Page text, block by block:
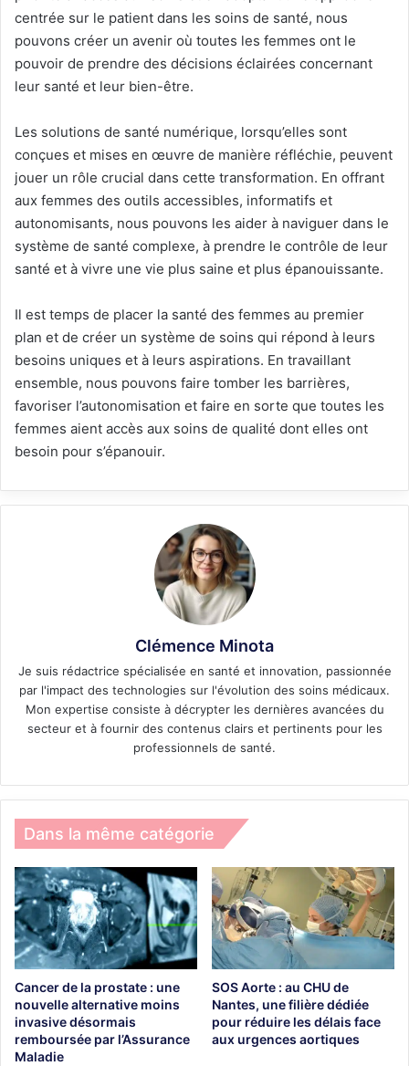
centrée sur le patient dans les soins de santé, nous
pouvons créer un avenir où toutes les femmes ont le
pouvoir de prendre des décisions éclairées concernant
leur santé et leur bien-être.
Les solutions de santé numérique, lorsqu’elles sont
conçues et mises en œuvre de manière réfléchie, peuvent
jouer un rôle crucial dans cette transformation. En offrant
aux femmes des outils accessibles, informatifs et
autonomisants, nous pouvons les aider à naviguer dans le
système de santé complexe, à prendre le contrôle de leur
santé et à vivre une vie plus saine et plus épanouissante.
Il est temps de placer la santé des femmes au premier
plan et de créer un système de soins qui répond à leurs
besoins uniques et à leurs aspirations. En travaillant
ensemble, nous pouvons faire tomber les barrières,
favoriser l’autonomisation et faire en sorte que toutes les
femmes aient accès aux soins de qualité dont elles ont
besoin pour s’épanouir.
Clémence Minota
Je suis rédactrice spécialisée en santé et innovation, passionnée
par l'impact des technologies sur l'évolution des soins médicaux.
Mon expertise consiste à décrypter les dernières avancées du
secteur et à fournir des contenus clairs et pertinents pour les
professionnels de santé.
Dans la même catégorie
Cancer de la prostate : une
nouvelle alternative moins
invasive désormais
remboursée par l’Assurance
Maladie
SOS Aorte : au CHU de
Nantes, une filière dédiée
pour réduire les délais face
aux urgences aortiques